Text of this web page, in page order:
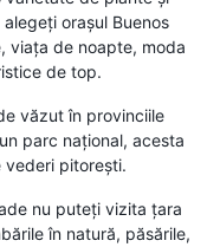
orașul Buenos
viața de noapte, moda
de top.
văzut în provinciile
parc național, acesta
pitorești.
nu puteți vizita țara
în natură, păsările,